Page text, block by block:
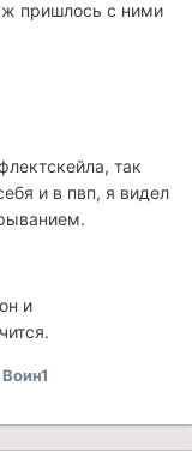
пришлось с ними
так
и в пвп, я видел
и